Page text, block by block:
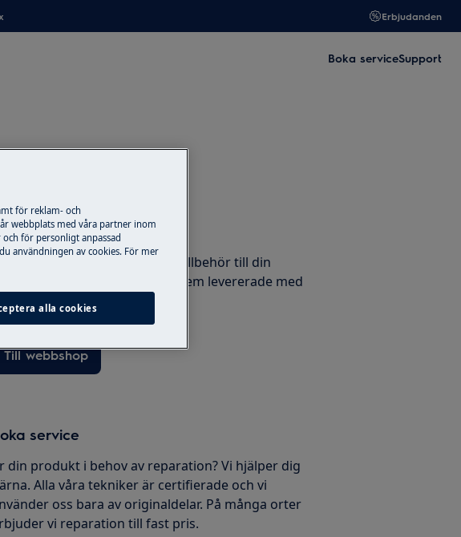
Erbjudanden
Boka serviceSupport
& tillbehör
Beställ originalreservdelar och tillbehör till din
produkt från Electrolux och få dem levererade med
post snabbt och billigt.
Till webbshop
service
din produkt i behov av reparation? Vi hjälper dig
Alla våra tekniker är certifierade och vi
oss bara av originaldelar. På många orter
vi reparation till fast pris.
för reklam- och
webbplats med våra partner inom
för personligt anpassad
användningen av cookies. För mer
alla cookies